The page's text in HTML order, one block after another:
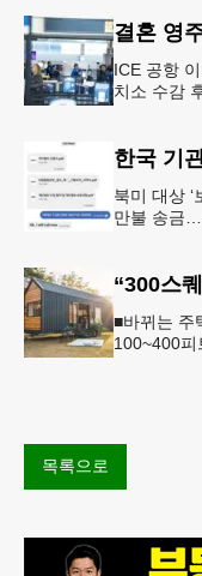
결혼 영
ICE 공항
치소 수감
북미 대상
만불 송금…
■바뀌는 주
100~400피
목록으로